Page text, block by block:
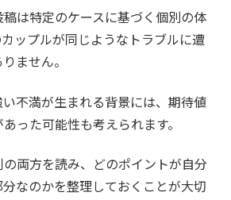
は特定のケースに基づく個別の体
ップルが同じようなトラブルに遭
ません。
不満が生まれる背景には、期待値
った可能性も考えられます。
両方を読み、どのポイントが自分
なのかを整理しておくことが大切